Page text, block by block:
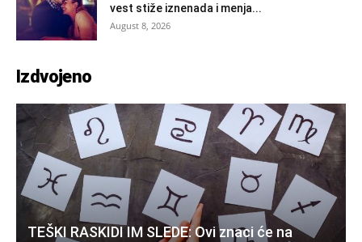
vest stiže iznenada i menja...
August 8, 2026
Izdvojeno
TEŠKI RASKIDI IM SLEDE: Ovi znaci će na